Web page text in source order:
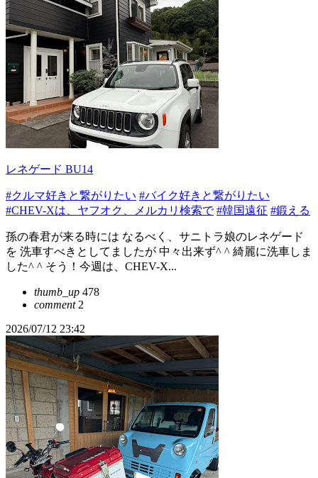
レネゲード BU14
#クルマ好きと繋がりたい #バイク好きと繋がりたい
#CHEV-Xは、ヤフオク、メルカリ検索で #韓国遠征 #鍛える
孫の春君が来る時には なるべく、サニトラ娘のレネゲード
を 洗車すべきとしてましたが 中々出来ず^ ^ 綺麗に洗車しま
した^ ^ そう！今週は、CHEV-X...
thumb_up 478
comment2
2026/07/12 23:42